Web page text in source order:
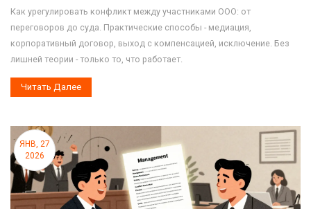
Как урегулировать конфликт между участниками ООО: от
переговоров до суда. Практические способы - медиация,
корпоративный договор, выход с компенсацией, исключение. Без
лишней теории - только то, что работает.
Читать Далее
ЯНВ, 27
2026